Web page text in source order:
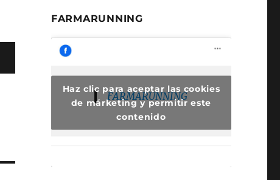
FARMARUNNING
FARMARUNNING
Haz clic para aceptar las cookies
de márketing y permitir este
contenido